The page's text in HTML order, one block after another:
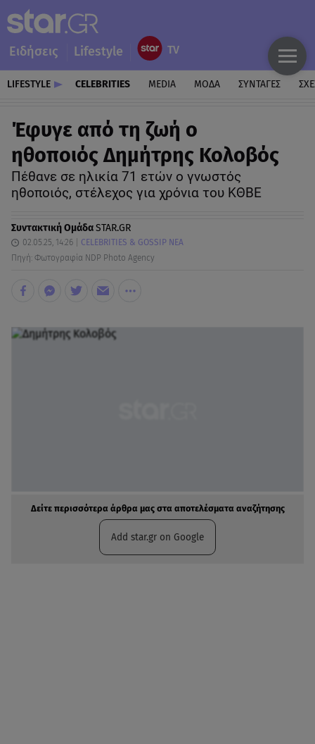
Ειδήσεις Lifestyle
LIFESTYLE CELEBRITIES MEDIA ΜΟΔΑ ΣΥΝΤΑΓΕΣ
Έφυγε από τη ζωή ο
ηθοποιός Δημήτρης Κολοβός
Πέθανε σε ηλικία 71 ετών ο γνωστός
ηθοποιός, στέλεχος για χρόνια του ΚΘΒΕ
Συντακτική ΟμάδαSTAR.GR
02.05.25, 14:26
CELEBRITIES & GOSSIP ΝΕΑ
Πηγή: Φωτογραφία NDP Photo Agency
Δείτε περισσότερα άρθρα μας στα αποτελέσματα αναζήτησης
Add star.gr on Google